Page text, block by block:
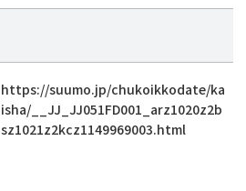
https://suumo.jp/chukoikkodate/ka
isha/__JJ_JJ051FD001_arz1020z2b
sz1021z2kcz1149969003.html